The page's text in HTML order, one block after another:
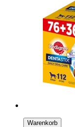
Warenkorb